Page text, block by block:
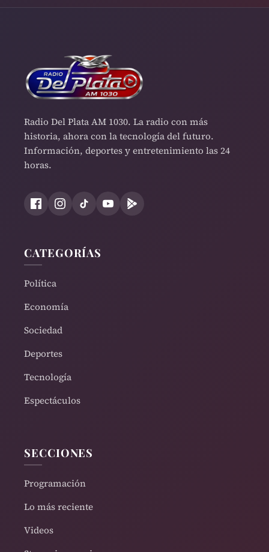
Radio Del Plata AM 1030. La radio con más
historia, ahora con la tecnología del futuro.
Información, deportes y entretenimiento las 24
horas.
CATEGORÍAS
Política
Economía
Sociedad
Deportes
Tecnología
Espectáculos
SECCIONES
Programación
Lo más reciente
Videos